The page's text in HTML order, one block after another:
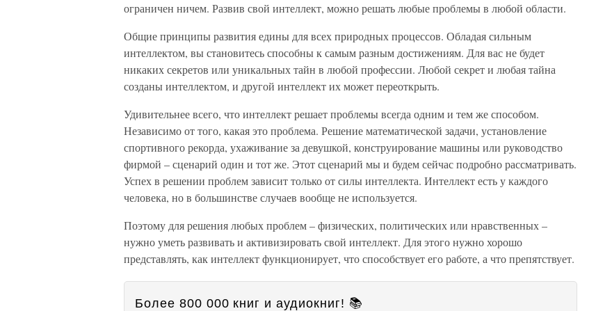
ограничен ничем. Развив свой интеллект, можно решать любые проблемы в любой области.
Общие принципы развития едины для всех природных процессов. Обладая сильным
интеллектом, вы становитесь способны к самым разным достижениям. Для вас не будет
никаких секретов или уникальных тайн в любой профессии. Любой секрет и любая тайна
созданы интеллектом, и другой интеллект их может переоткрыть.
Удивительнее всего, что интеллект решает проблемы всегда одним и тем же способом.
Независимо от того, какая это проблема. Решение математической задачи, установление
спортивного рекорда, ухаживание за девушкой, конструирование машины или руководство
фирмой – сценарий один и тот же. Этот сценарий мы и будем сейчас подробно рассматривать.
Успех в решении проблем зависит только от силы интеллекта. Интеллект есть у каждого
человека, но в большинстве случаев вообще не используется.
Поэтому для решения любых проблем – физических, политических или нравственных –
нужно уметь развивать и активизировать свой интеллект. Для этого нужно хорошо
представлять, как интеллект функционирует, что способствует его работе, а что препятствует.
Более 800 000 книг и аудиокниг! 📚